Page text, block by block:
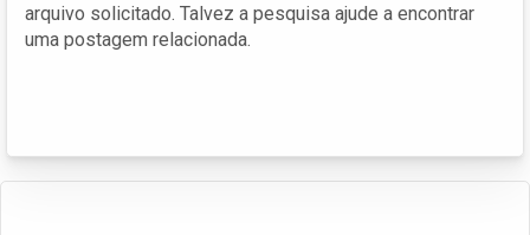
arquivo solicitado. Talvez a pesquisa ajude a encontrar
uma postagem relacionada.